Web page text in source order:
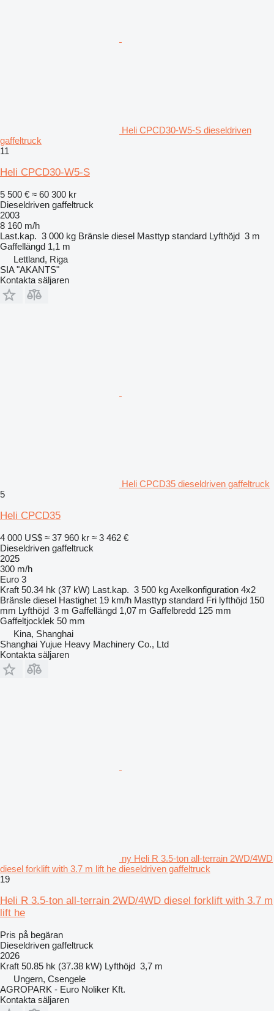
Heli CPCD30-W5-S dieseldriven
gaffeltruck
11
Heli CPCD30-W5-S
5 500 € ≈ 60 300 kr
Dieseldriven gaffeltruck
2003
8 160 m/h
Last.kap. 3 000 kg Bränsle diesel Masttyp standard Lyfthöjd 3 m
Gaffellängd 1,1 m
Lettland, Riga
SIA "AKANTS"
Kontakta säljaren
Heli CPCD35 dieseldriven gaffeltruck
5
Heli CPCD35
4 000 US$ ≈ 37 960 kr ≈ 3 462 €
Dieseldriven gaffeltruck
2025
300 m/h
Euro 3
Kraft 50.34 hk (37 kW) Last.kap. 3 500 kgAxelkonfiguration 4x2
Bränsle diesel Hastighet 19 km/h Masttyp standard Fri lyfthöjd 150
mm Lyfthöjd 3 m Gaffellängd 1,07 m Gaffelbredd 125 mm
Gaffeltjocklek 50 mm
Kina, Shanghai
Shanghai Yujue Heavy Machinery Co., Ltd
Kontakta säljaren
ny Heli R 3.5-ton all-terrain 2WD/4WD
diesel forklift with 3.7 m lift he dieseldriven gaffeltruck
19
Heli R 3.5-ton all-terrain 2WD/4WD diesel forklift with 3.7 m
lift he
Pris på begäran
Dieseldriven gaffeltruck
2026
Kraft 50.85 hk (37.38 kW) Lyfthöjd 3,7 m
Ungern, Csengele
AGROPARK - Euro Noliker Kft.
Kontakta säljaren